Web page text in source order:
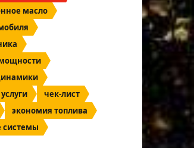
масло
чек-лист
экономия топлива
системы